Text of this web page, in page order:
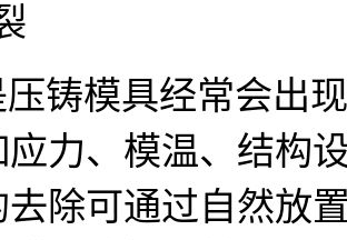
铸模具经常会出
应力、模温、结构
去除可通过自然放